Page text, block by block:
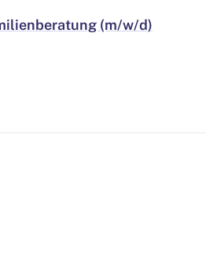
(m/w/d)